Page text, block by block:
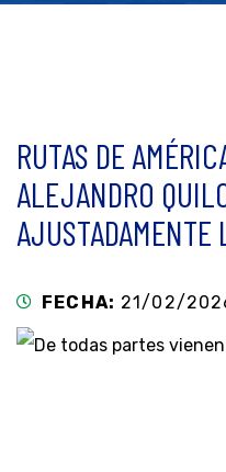
RUTAS DE
ALEJANDRO
AJUSTADAMENTE
FECHA: 21/02/